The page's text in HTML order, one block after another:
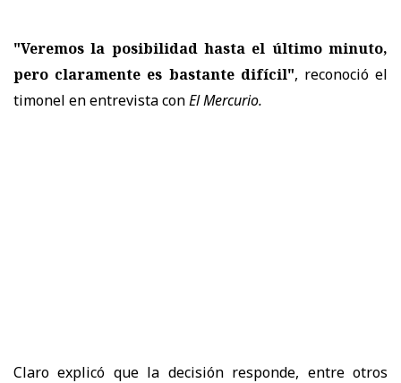
"Veremos la posibilidad hasta el último minuto,
pero claramente es bastante difícil", reconoció el
timonel en entrevista conEl Mercurio.
Claro explicó que la decisión responde, entre otros